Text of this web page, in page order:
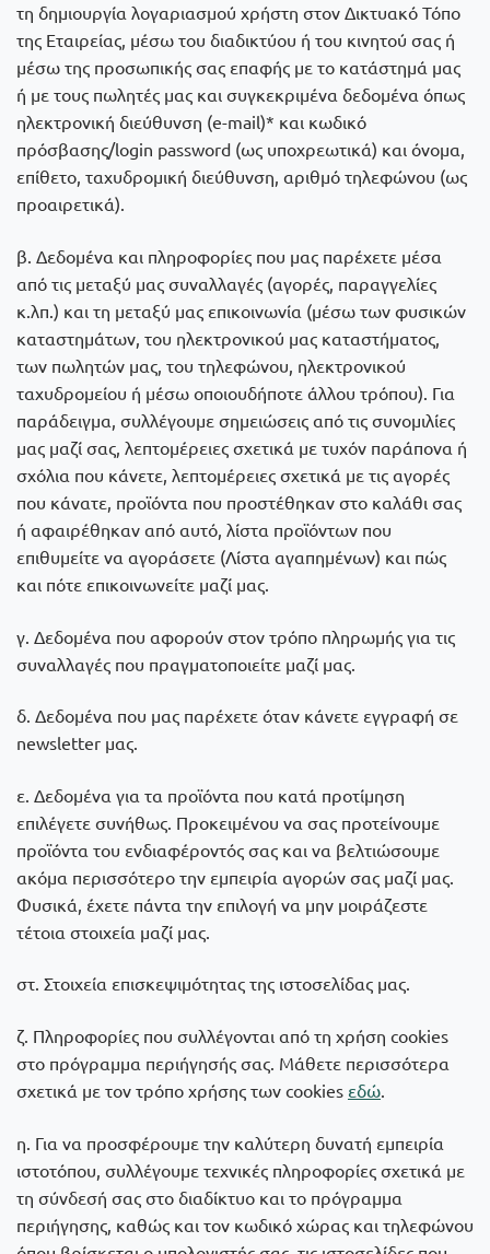
τη δημιουργία λογαριασμού χρήστη στον Δικτυακό Τόπο
της Εταιρείας, μέσω του διαδικτύου ή του κινητού σας ή
μέσω της προσωπικής σας επαφής με το κατάστημά μας
ή με τους πωλητές μας και συγκεκριμένα δεδομένα όπως
ηλεκτρονική διεύθυνση (e-mail)* και κωδικό
πρόσβασης/login password (ως υποχρεωτικά) και όνομα,
επίθετο, ταχυδρομική διεύθυνση, αριθμό τηλεφώνου (ως
προαιρετικά).
β. Δεδομένα και πληροφορίες που μας παρέχετε μέσα
από τις μεταξύ μας συναλλαγές (αγορές, παραγγελίες
κ.λπ.) και τη μεταξύ μας επικοινωνία (μέσω των φυσικών
καταστημάτων, του ηλεκτρονικού μας καταστήματος,
των πωλητών μας, του τηλεφώνου, ηλεκτρονικού
ταχυδρομείου ή μέσω οποιουδήποτε άλλου τρόπου). Για
παράδειγμα, συλλέγουμε σημειώσεις από τις συνομιλίες
μας μαζί σας, λεπτομέρειες σχετικά με τυχόν παράπονα ή
σχόλια που κάνετε, λεπτομέρειες σχετικά με τις αγορές
που κάνατε, προϊόντα που προστέθηκαν στο καλάθι σας
ή αφαιρέθηκαν από αυτό, λίστα προϊόντων που
επιθυμείτε να αγοράσετε (Λίστα αγαπημένων) και πώς
και πότε επικοινωνείτε μαζί μας.
γ. Δεδομένα που αφορούν στον τρόπο πληρωμής για τις
συναλλαγές που πραγματοποιείτε μαζί μας.
δ. Δεδομένα που μας παρέχετε όταν κάνετε εγγραφή σε
newsletter μας.
ε. Δεδομένα για τα προϊόντα που κατά προτίμηση
επιλέγετε συνήθως. Προκειμένου να σας προτείνουμε
προϊόντα του ενδιαφέροντός σας και να βελτιώσουμε
ακόμα περισσότερο την εμπειρία αγορών σας μαζί μας.
Φυσικά, έχετε πάντα την επιλογή να μην μοιράζεστε
τέτοια στοιχεία μαζί μας.
στ. Στοιχεία επισκεψιμότητας της ιστοσελίδας μας.
ζ. Πληροφορίες που συλλέγονται από τη χρήση cookies
στο πρόγραμμα περιήγησής σας. Μάθετε περισσότερα
σχετικά με τον τρόπο χρήσης των cookies εδώ.
η. Για να προσφέρουμε την καλύτερη δυνατή εμπειρία
ιστοτόπου, συλλέγουμε τεχνικές πληροφορίες σχετικά με
τη σύνδεσή σας στο διαδίκτυο και το πρόγραμμα
περιήγησης, καθώς και τον κωδικό χώρας και τηλεφώνου